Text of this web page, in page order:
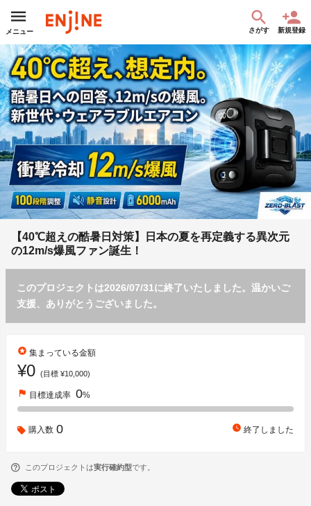
メニュー さがす 新規登録
【40℃超えの酷暑日対策】日本の夏を再定義する異次元
の12m/s爆風ファン誕生！
このプロジェクトは2026/07/31に終了いたしました。温かいご
支援、ありがとうございました。
stars 集まっている金額
¥0 (目標 ¥10,000)
flag 目標達成率 0%
購入数 0 watch_later 終了しました
このプロジェクトは実行確約型です。